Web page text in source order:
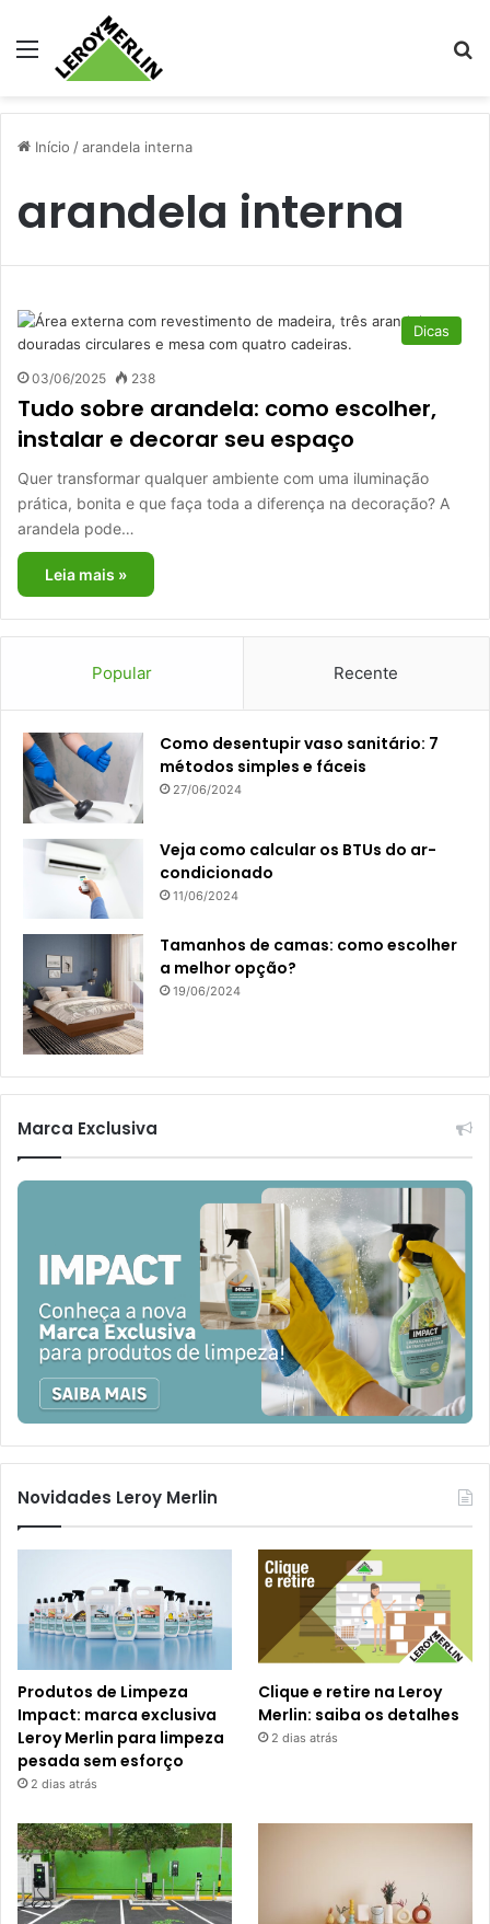
Menu
Início /arandela interna
arandela interna
Dicas
03/06/2025 238
Tudo sobre arandela: como escolher,
instalar e decorar seu espaço
Quer transformar qualquer ambiente com uma iluminação
prática, bonita e que faça toda a diferença na decoração? A
arandela pode…
Leia mais »
Popular Recente
Como desentupir vaso sanitário: 7
métodos simples e fáceis
27/06/2024
Veja como calcular os BTUs do ar-
condicionado
11/06/2024
Tamanhos de camas: como escolher
a melhor opção?
19/06/2024
Marca Exclusiva
Novidades Leroy Merlin
Produtos de Limpeza
Impact: marca exclusiva
Leroy Merlin para limpeza
pesada sem esforço
2 dias atrás
Clique e retire na Leroy
Merlin: saiba os detalhes
2 dias atrás